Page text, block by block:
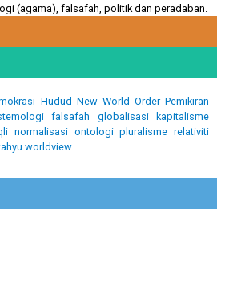
(agama), falsafah, politik dan peradaban.
Hudud New World Order Pemikiran
falsafah globalisasi
kapitalisme
normalisasi ontologi pluralisme relativiti
worldview